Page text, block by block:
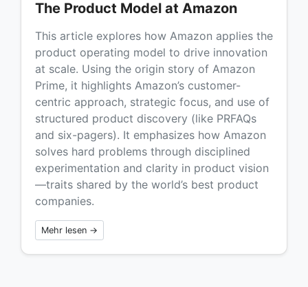
The Product Model at Amazon
This article explores how Amazon applies the
product operating model to drive innovation
at scale. Using the origin story of Amazon
Prime, it highlights Amazon’s customer-
centric approach, strategic focus, and use of
structured product discovery (like PRFAQs
and six-pagers). It emphasizes how Amazon
solves hard problems through disciplined
experimentation and clarity in product vision
—traits shared by the world’s best product
companies.
Mehr lesen →